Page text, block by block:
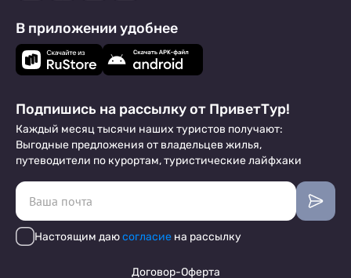
В приложении удобнее
Подпишись на рассылку от ПриветТур!
Каждый месяц тысячи наших туристов получают:
Выгодные предложения от владельцев жилья,
путеводители по курортам, туристические лайфхаки
Настоящим даюсогласие на рассылку
Договор-Оферта